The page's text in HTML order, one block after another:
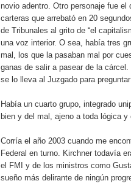
novio adentro. Otro personaje fue
carteras que arrebató en 20
de Tribunales al grito de “el
una voz interior. O sea, había tres
mal, los que la pasaban mal por
ganas de salir a pasear de la cárcel.
se lo lleva al Juzgado para preguntar
Había un cuarto grupo, integrado
bien y del mal, ajeno a toda lógica y
Corría el año 2003 cuando me
Federal en turno. Kirchner todavía
el FMI y de los ministros como
sueño más delirante de ningún